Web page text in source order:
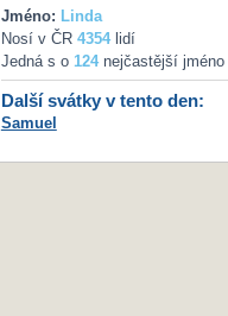
Jméno: Linda
Nosí v ČR 4354lidí
Jedná s o 124nejčastější jméno
Další svátky v tento den:
Samuel